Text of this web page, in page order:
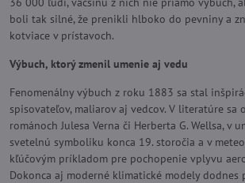
boli tak silné, že prenikli hlboko do pevniny a
kotviace v prístavoch.
Výbuch, ktorý zmenil umenie aj vedu
Fenomenálny výbuch z roku 1883 sa stal
spisovateľov, maliarov aj vedcov. V literatúre sa
románoch Julesa Verna či Herberta G. Wellsa, v
svetelnú symboliku konca 19. storočia a v
kľúčovým príkladom pre pochopenie vplyvu
Dokonca aj moderné klimatické modely dodnes